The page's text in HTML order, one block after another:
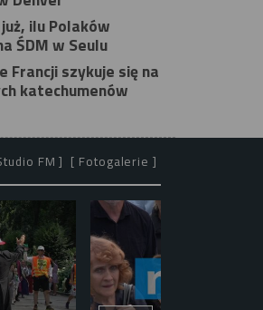
ilu Polaków
ŚDM w Seulu
Francji szykuje się na
katechumenów
FM ] [ Fotogalerie ]